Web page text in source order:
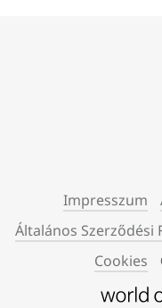
Impresszum
Általános Szerződési
Cookies